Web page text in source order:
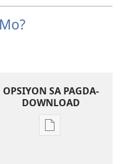
OPSIYON SA PAGDA-
DOWNLOAD
Opsiyon